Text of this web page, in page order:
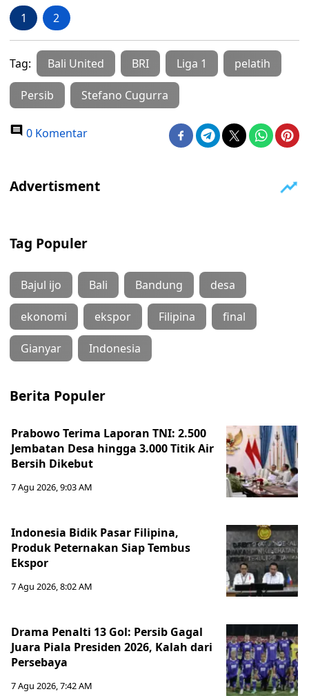
1 2
Tag: Bali United BRI Liga 1 pelatih
Persib Stefano Cugurra
0 Komentar
Tag Populer
Bajul ijo Bali Bandung desa
ekonomi ekspor Filipina final
Gianyar Indonesia
Berita Populer
Prabowo Terima Laporan TNI: 2.500
Jembatan Desa hingga 3.000 Titik Air
Bersih Dikebut
7 Agu 2026, 9:03 AM
Indonesia Bidik Pasar Filipina,
Produk Peternakan Siap Tembus
Ekspor
7 Agu 2026, 8:02 AM
Drama Penalti 13 Gol: Persib Gagal
Juara Piala Presiden 2026, Kalah dari
Persebaya
7 Agu 2026, 7:42 AM